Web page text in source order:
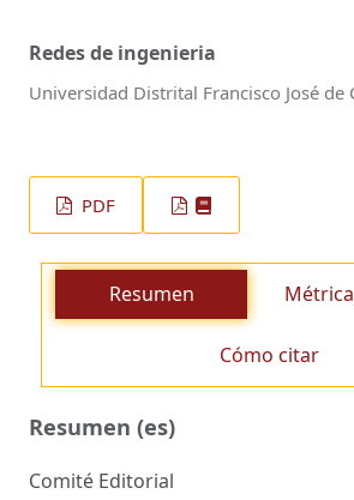
Redes de ingenieria
Universidad Distrital Francisco José de
PDF
Resumen
Cómo citar
Resumen (es)
Comité Editorial